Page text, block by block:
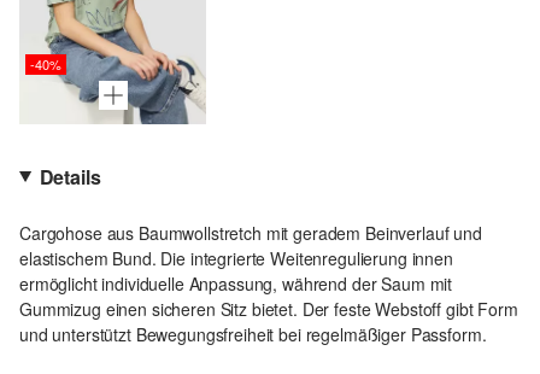
-40%
Details
Cargohose aus Baumwollstretch mit geradem Beinverlauf und
elastischem Bund. Die integrierte Weitenregulierung innen
ermöglicht individuelle Anpassung, während der Saum mit
Gummizug einen sicheren Sitz bietet. Der feste Webstoff gibt Form
und unterstützt Bewegungsfreiheit bei regelmäßiger Passform.